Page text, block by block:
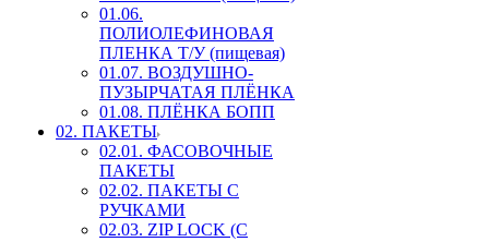
01.06.
ПОЛИОЛЕФИНОВАЯ
ПЛЕНКА Т/У (пищевая)
01.07. ВОЗДУШНО-
ПУЗЫРЧАТАЯ ПЛЁНКА
01.08. ПЛЁНКА БОПП
02. ПАКЕТЫ
02.01. ФАСОВОЧНЫЕ
ПАКЕТЫ
02.02. ПАКЕТЫ С
РУЧКАМИ
02.03. ZIP LOСK (С